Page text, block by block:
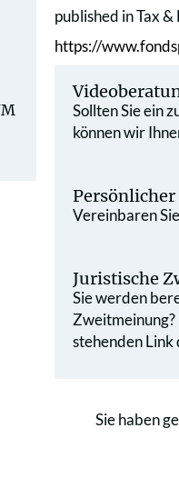
published in Tax
https://
Sollten Sie ein
können wir
Vereinbaren
Juristische
Sie werden
stehenden
Sie haben